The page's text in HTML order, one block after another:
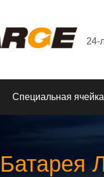
24-
Специальная ячейка
Батарея